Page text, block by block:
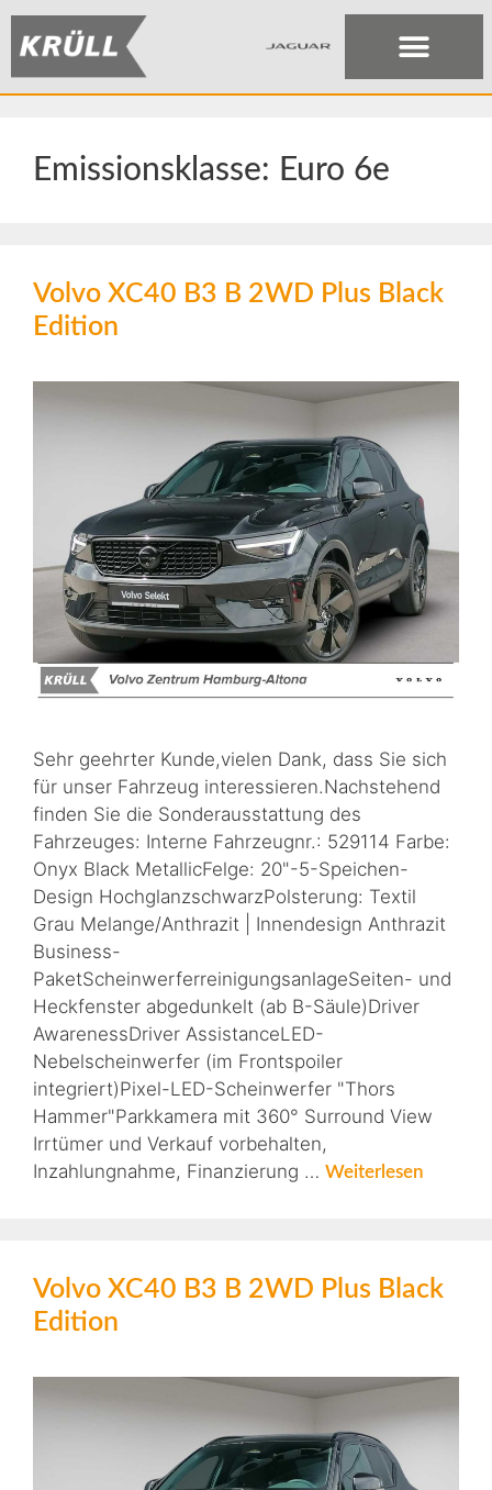
Emissionsklasse: Euro 6e
Volvo XC40 B3 B 2WD Plus Black
Edition
Sehr geehrter Kunde,vielen Dank, dass Sie sich
für unser Fahrzeug interessieren.Nachstehend
finden Sie die Sonderausstattung des
Fahrzeuges: Interne Fahrzeugnr.: 529114 Farbe:
Onyx Black MetallicFelge: 20"-5-Speichen-
Design HochglanzschwarzPolsterung: Textil
Grau Melange/Anthrazit | Innendesign Anthrazit
Business-
PaketScheinwerferreinigungsanlageSeiten- und
Heckfenster abgedunkelt (ab B-Säule)Driver
AwarenessDriver AssistanceLED-
Nebelscheinwerfer (im Frontspoiler
integriert)Pixel-LED-Scheinwerfer "Thors
Hammer"Parkkamera mit 360° Surround View
Irrtümer und Verkauf vorbehalten,
Inzahlungnahme, Finanzierung … Weiterlesen
Volvo XC40 B3 B 2WD Plus Black
Edition